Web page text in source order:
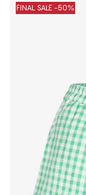
FINAL SALE -50%